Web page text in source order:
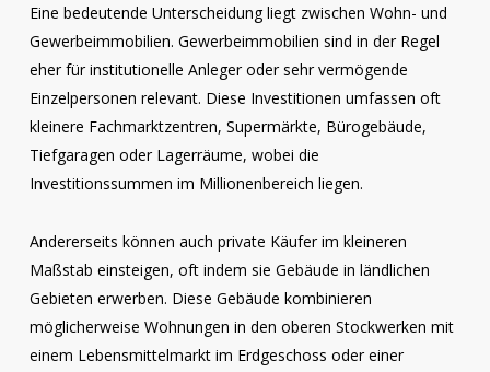
Eine bedeutende Unterscheidung liegt zwischen Wohn- und
Gewerbeimmobilien. Gewerbeimmobilien sind in der Regel
eher für institutionelle Anleger oder sehr vermögende
Einzelpersonen relevant. Diese Investitionen umfassen oft
kleinere Fachmarktzentren, Supermärkte, Bürogebäude,
Tiefgaragen oder Lagerräume, wobei die
Investitionssummen im Millionenbereich liegen.
Andererseits können auch private Käufer im kleineren
Maßstab einsteigen, oft indem sie Gebäude in ländlichen
Gebieten erwerben. Diese Gebäude kombinieren
möglicherweise Wohnungen in den oberen Stockwerken mit
einem Lebensmittelmarkt im Erdgeschoss oder einer